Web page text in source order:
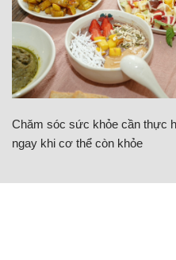
Chăm sóc sức khỏe cần thực
ngay khi cơ thể còn khỏe